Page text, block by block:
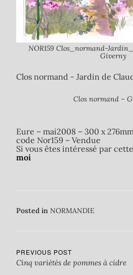
NOR159 Clos_normand-
Giverny
Clos normand - Jardin de
Clos normand –
Eure – mai2008 – 300 x
code Nor159 – Vendue
Si vous êtes intéressé par
moi
Posted in NORMANDIE
PREVIOUS POST
Cinq variétés de pommes à cidre